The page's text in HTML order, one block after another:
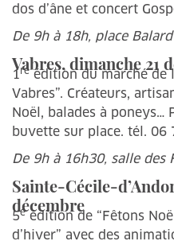
dos d’âne et concert
De 9h à 18h, place Balard
Vabres, dimanche 21
1reédition du marché de
Vabres”. Créateurs,
Noël, balades à poneys…
buvette sur place. tél. 06
De 9h à 16h30, salle des
Sainte-Cécile-
décembre
5eédition de “Fêtons
d’hiver” avec des